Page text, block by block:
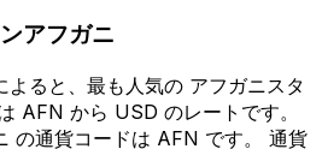
アフガニ
よると、最も人気の アフガニスタ
AFN から USD のレートです。
の通貨コードは AFN です。 通貨